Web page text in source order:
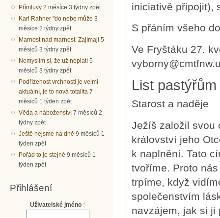
Přímluvy 2 měsíce 3 týdny zpět
Karl Rahner "do nebe může 3
měsíce 2 týdny zpět
Marnost nad marnost. Zajímají 5
měsíců 3 týdny zpět
Nemyslím si, že už neplatí 5
měsíců 3 týdny zpět
Podřízenost vrchnosti je velmi
aktuální, je to nová totalita 7
měsíců 1 týden zpět
Věda a náboženství 7 měsíců 2
týdny zpět
Ještě nejsme na dně 9 měsíců 1
týden zpět
Pořád to je stejné 9 měsíců 1
týden zpět
Přihlášení
Uživatelské jméno *
iniciativě připojit),
S přáním všeho
Ve Fryštáku 27.
List pastýřům
Starost a naděje
Ježíš založil svou
království jeho
k naplnění. Tato
tvoříme. Proto
trpíme, když
společenstvím
navzájem, jak si ji